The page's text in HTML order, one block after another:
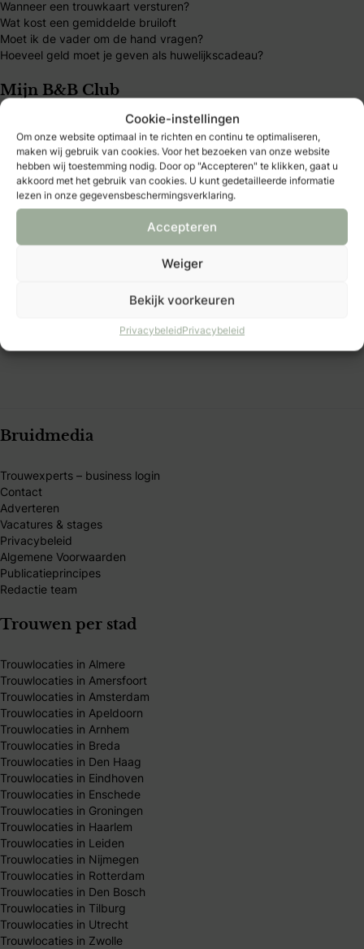
Cookie-instellingen
Om onze website optimaal in te richten en continu te optimaliseren,
maken wij gebruik van cookies. Voor het bezoeken van onze website
hebben wij toestemming nodig. Door op "Accepteren" te klikken, gaat u
akkoord met het gebruik van cookies. U kunt gedetailleerde informatie
lezen in onze gegevensbeschermingsverklaring.
Accepteren
Weiger
Bekijk voorkeuren
PrivacybeleidPrivacybeleid
Wanneer een trouwkaart versturen?
Wat kost een gemiddelde bruiloft
Moet ik de vader om de hand vragen?
Hoeveel geld moet je geven als huwelijkscadeau?
Mijn B&B Club
B&B Club – inloggen
B&B Club – registreren
B&B Club – voordelen
B&B Club – voorwaarden
Over Bruid & Bruidegom
Al 40 jaar dé plek voor bruidsparen die hun trouwdag
persoonlijk willen maken. Vind inspiratie, tips en
betrouwbare trouwexperts op één platform. Word B&B
Bruidmedia
Trouwexperts – business login
Contact
Adverteren
Vacatures & stages
Privacybeleid
Algemene Voorwaarden
Publicatieprincipes
Redactie team
Trouwen per stad
Trouwlocaties in Almere
Trouwlocaties in Amersfoort
Trouwlocaties in Amsterdam
Trouwlocaties in Apeldoorn
Trouwlocaties in Arnhem
Trouwlocaties in Breda
Trouwlocaties in Den Haag
Trouwlocaties in Eindhoven
Trouwlocaties in Enschede
Trouwlocaties in Groningen
Trouwlocaties in Haarlem
Trouwlocaties in Leiden
Trouwlocaties in Nijmegen
Trouwlocaties in Rotterdam
Trouwlocaties in Den Bosch
Trouwlocaties in Tilburg
Trouwlocaties in Utrecht
Trouwlocaties in Zwolle